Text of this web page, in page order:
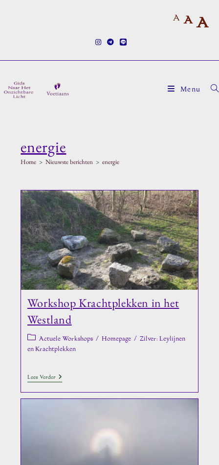
A A A
Menu
energie
Home > Nieuwste berichten > energie
Workshop Krachtplekken in het
Westland
Berichtcategorie:
Actuele Workshops / Homepage / Zilver: Leylijnen
en Krachtplekken
Lees VerderWorkshop
In
Het